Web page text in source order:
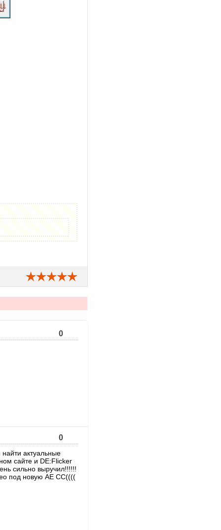
0
0
актуальные
сайте и DE:Flicker
сильно выручил!!!!!!
под новую АЕ СС((((